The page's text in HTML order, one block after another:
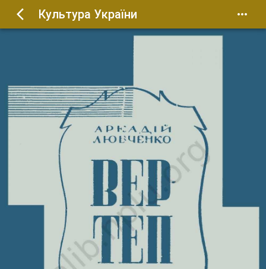
Культура України